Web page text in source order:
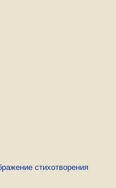
стихотворения